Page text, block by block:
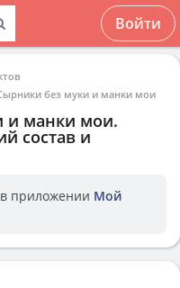
Войти
без муки и манки мои
и манки мои.
состав и
в приложении Мой